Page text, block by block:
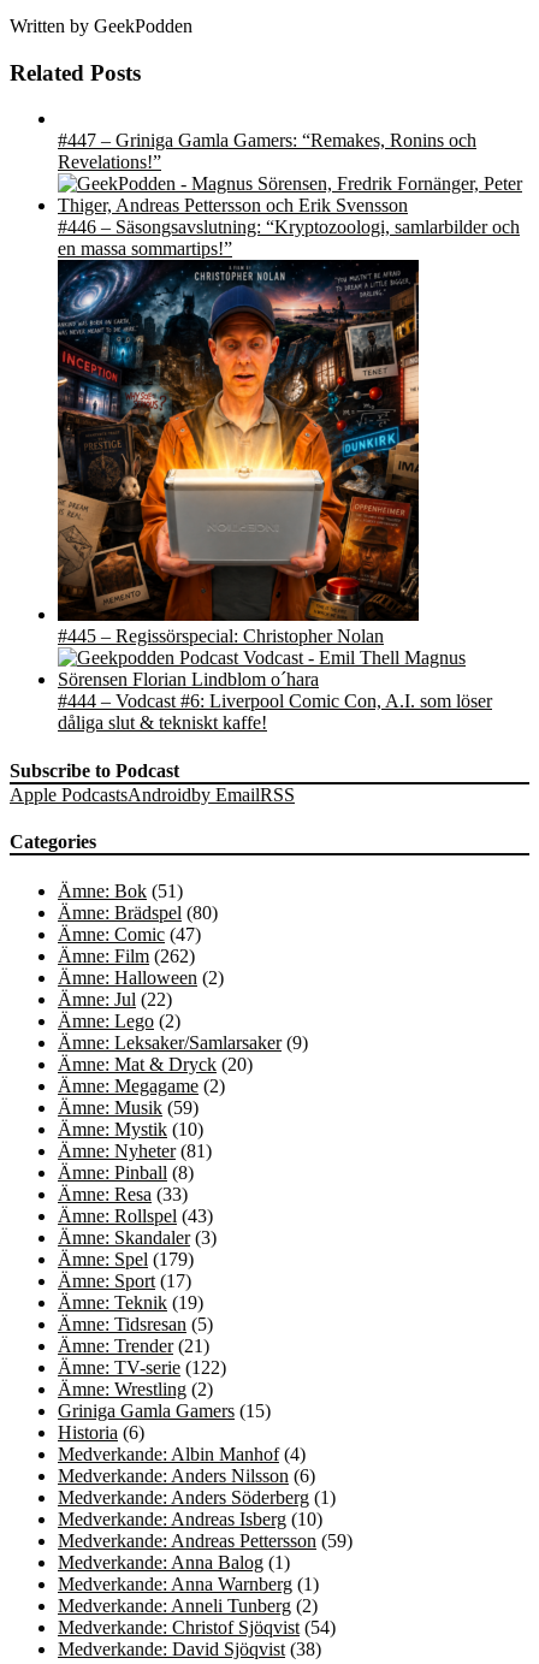
Written by GeekPodden
Related Posts
#447 – Griniga Gamla Gamers: “Remakes, Ronins och
Revelations!”
#446 – Säsongsavslutning: “Kryptozoologi, samlarbilder och
en massa sommartips!”
#445 – Regissörspecial: Christopher Nolan
#444 – Vodcast #6: Liverpool Comic Con, A.I. som löser
dåliga slut & tekniskt kaffe!
Subscribe to Podcast
Apple PodcastsAndroidby EmailRSS
Categories
Ämne: Bok (51)
Ämne: Brädspel (80)
Ämne: Comic (47)
Ämne: Film (262)
Ämne: Halloween (2)
Ämne: Jul (22)
Ämne: Lego (2)
Ämne: Leksaker/Samlarsaker(9)
Ämne: Mat & Dryck (20)
Ämne: Megagame (2)
Ämne: Musik (59)
Ämne: Mystik (10)
Ämne: Nyheter(81)
Ämne: Pinball (8)
Ämne: Resa (33)
Ämne: Rollspel (43)
Ämne: Skandaler(3)
Ämne: Spel (179)
Ämne: Sport (17)
Ämne: Teknik (19)
Ämne: Tidsresan (5)
Ämne: Trender(21)
Ämne: TV-serie (122)
Ämne: Wrestling (2)
Griniga Gamla Gamers (15)
Historia (6)
Medverkande: Albin Manhof(4)
Medverkande: Anders Nilsson (6)
Medverkande: Anders Söderberg (1)
Medverkande: Andreas Isberg (10)
Medverkande: Andreas Pettersson (59)
Medverkande: Anna Balog (1)
Medverkande: Anna Warnberg (1)
Medverkande: Anneli Tunberg (2)
Medverkande: Christof Sjöqvist (54)
Medverkande: David Sjöqvist (38)